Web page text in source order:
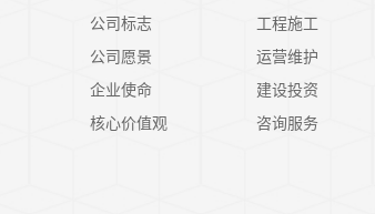
公司标志
公司愿景
企业使命
核心价值观
工程施工
运营维护
建设投资
咨询服务